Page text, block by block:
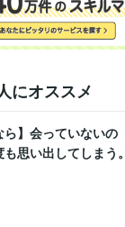
にオススメ
ら】会っていないの
思い出してしまう。